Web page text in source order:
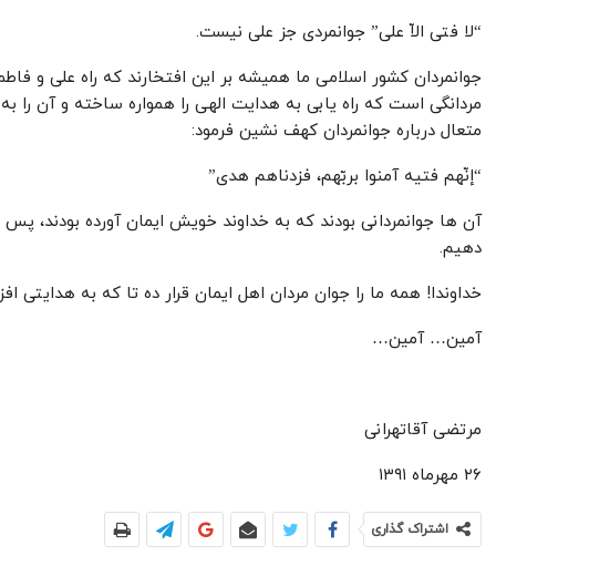
“لا فتی الاّ علی” جوانمردی جز علی نیست.
جوانمردان کشور اسلامی ما همیشه بر این افتخارند که راه علی و
مردانگی است که راه یابی به هدایت الهی را همواره ساخته و آن را
متعال درباره جوانمردان کهف نشین فرمود:
“إنّهم فتیه آمنوا بربّهم، فزدناهم هدی”
آن ها جوانمردانی بودند که به خداوند خویش ایمان آورده
دهیم.
خداوندا! همه ما را جوان مردان اهل ایمان قرار ده تا که به هدایتی
آمین… آمین…
مرتضی آقاتهرانی
۲۶ مهرماه ۱۳۹۱
اشتراک گذاری